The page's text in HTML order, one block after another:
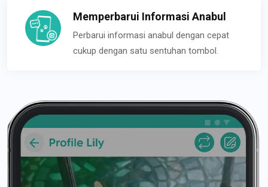
Memperbarui Informasi Anabul
Perbarui informasi anabul dengan cepat
cukup dengan satu sentuhan tombol.